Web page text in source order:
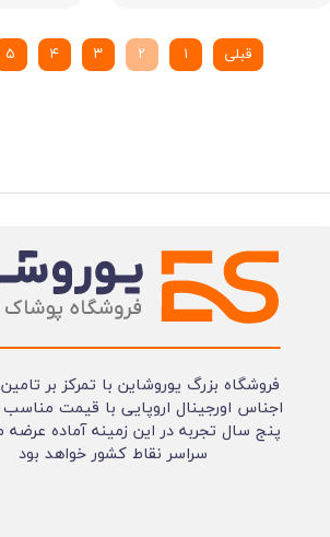
قبلی ۱ ۲ ۳ ۴ ۵
فروشگاه بزرگ یوروشاین با تمرکز بر
اجناس اورجینال اروپایی با قیمت
پنج سال تجربه در این زمینه آماده
سراسر نقاط کشور خواهد بود